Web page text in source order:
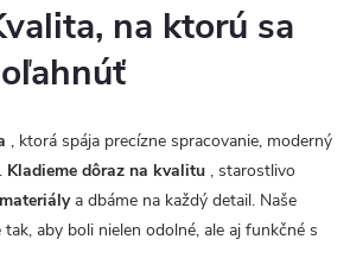
na ktorú sa
, ktorá spája precízne spracovanie, moderný
Kladieme dôraz na kvalitu , starostlivo
a dbáme na každý detail. Naše
aby boli nielen odolné, ale aj funkčné s